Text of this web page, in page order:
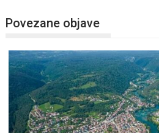
Povezane objave